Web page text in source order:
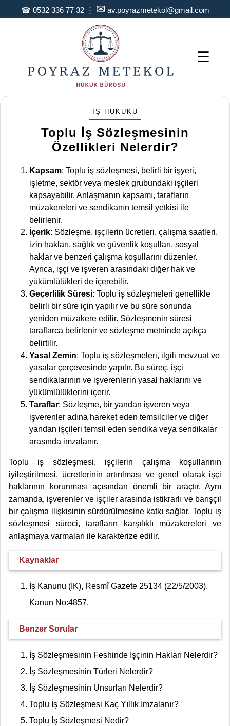
☎ 0532 336 77 32⋮ ✉ av.poyrazmetekol@gmail.com
☰
İŞ HUKUKU
Toplu İş Sözleşmesinin
Özellikleri Nelerdir?
Kapsam: Toplu iş sözleşmesi, belirli bir işyeri,
işletme, sektör veya meslek grubundaki işçileri
kapsayabilir. Anlaşmanın kapsamı, tarafların
müzakereleri ve sendikanın temsil yetkisi ile
belirlenir.
İçerik: Sözleşme, işçilerin ücretleri, çalışma saatleri,
izin hakları, sağlık ve güvenlik koşulları, sosyal
haklar ve benzeri çalışma koşullarını düzenler.
Ayrıca, işçi ve işveren arasındaki diğer hak ve
yükümlülükleri de içerebilir.
Geçerlilik Süresi: Toplu iş sözleşmeleri genellikle
belirli bir süre için yapılır ve bu süre sonunda
yeniden müzakere edilir. Sözleşmenin süresi
taraflarca belirlenir ve sözleşme metninde açıkça
belirtilir.
Yasal Zemin: Toplu iş sözleşmeleri, ilgili mevzuat ve
yasalar çerçevesinde yapılır. Bu süreç, işçi
sendikalarının ve işverenlerin yasal haklarını ve
yükümlülüklerini içerir.
Taraflar: Sözleşme, bir yandan işveren veya
işverenler adına hareket eden temsilciler ve diğer
yandan işçileri temsil eden sendika veya sendikalar
arasında imzalanır.
Toplu iş sözleşmesi, işçilerin çalışma koşullarının
iyileştirilmesi, ücretlerinin artırılması ve genel olarak işçi
haklarının korunması açısından önemli bir araçtır. Aynı
zamanda, işverenler ve işçiler arasında istikrarlı ve barışçıl
bir çalışma ilişkisinin sürdürülmesine katkı sağlar. Toplu iş
sözleşmesi süreci, tarafların karşılıklı müzakereleri ve
anlaşmaya varmaları ile karakterize edilir.
Kaynaklar
İş Kanunu (İK), Resmî Gazete 25134 (22/5/2003),
Kanun No:4857.
Benzer Sorular
İş Sözleşmesinin Feshinde İşçinin Hakları Nelerdir?
İş Sözleşmesinin Türleri Nelerdir?
İş Sözleşmesinin Unsurları Nelerdir?
Toplu İş Sözleşmesi Kaç Yıllık İmzalanır?
Toplu İş Sözleşmesi Nedir?